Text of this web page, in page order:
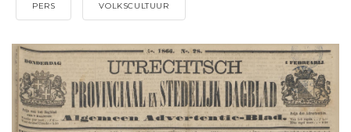
PERS VOLKSCULTUUR